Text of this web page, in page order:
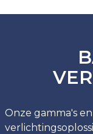
Onze gamma's